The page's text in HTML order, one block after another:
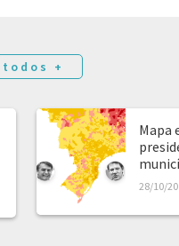
todos +
Mapa
28/10/